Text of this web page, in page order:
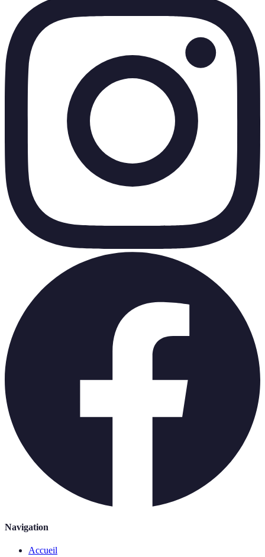
Navigation
Accueil